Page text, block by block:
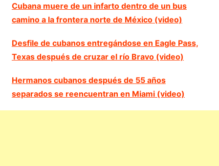
Cubana muere de un infarto dentro de un bus
camino a la frontera norte de México (video)
Desfile de cubanos entregándose en Eagle Pass,
Texas después de cruzar el río Bravo (video)
Hermanos cubanos después de 55 años
separados se reencuentran en Miami (video)